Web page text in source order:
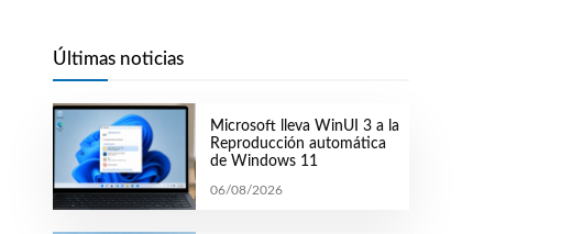
Últimas noticias
Microsoft lleva WinUI 3 a la
Reproducción automática
de Windows 11
06/08/2026